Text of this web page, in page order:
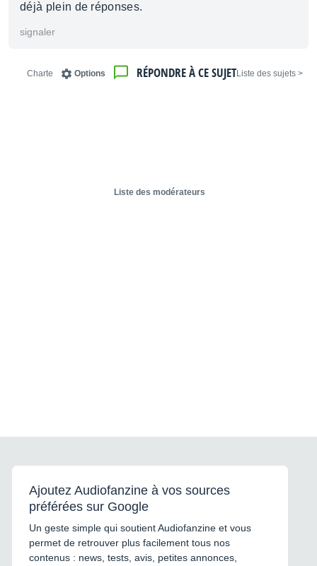
déjà plein de réponses.
signaler
< Liste des sujets
RÉPONDRE À CE SUJET
Options
Charte
Liste des modérateurs
Ajoutez Audiofanzine à vos sources
préférées sur Google
Un geste simple qui soutient Audiofanzine et vous
permet de retrouver plus facilement tous nos
contenus : news, tests, avis, petites annonces,